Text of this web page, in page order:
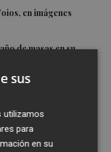
en imágenes
de masas en su
un conejo de
triunfa en las
sus
utilizamos
para
en su